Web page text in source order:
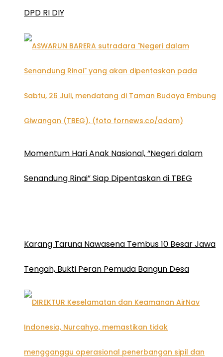
DPD RI DIY
Momentum Hari Anak Nasional, “Negeri dalam
Senandung Rinai” Siap Dipentaskan di TBEG
Karang Taruna Nawasena Tembus 10 Besar Jawa
Tengah, Bukti Peran Pemuda Bangun Desa